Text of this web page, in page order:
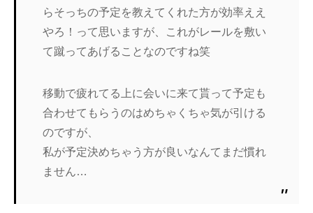
らそっちの予定を教えてくれた方が効率ええ
やろ！って思いますが、これがレールを敷い
て蹴ってあげることなのですね笑
移動で疲れてる上に会いに来て貰って予定も
合わせてもらうのはめちゃくちゃ気が引ける
のですが、
私が予定決めちゃう方が良いなんてまだ慣れ
ません…